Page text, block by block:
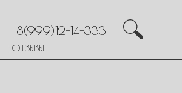
8(999)12-14-333
ОТЗЫВЫ